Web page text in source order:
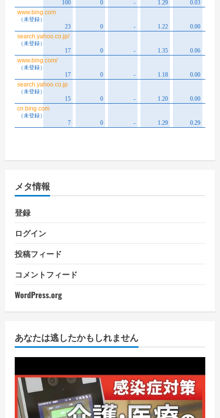
メタ情報
登録
ログイン
投稿フィード
コメントフィード
WordPress.org
あなたは逃したかもしれません